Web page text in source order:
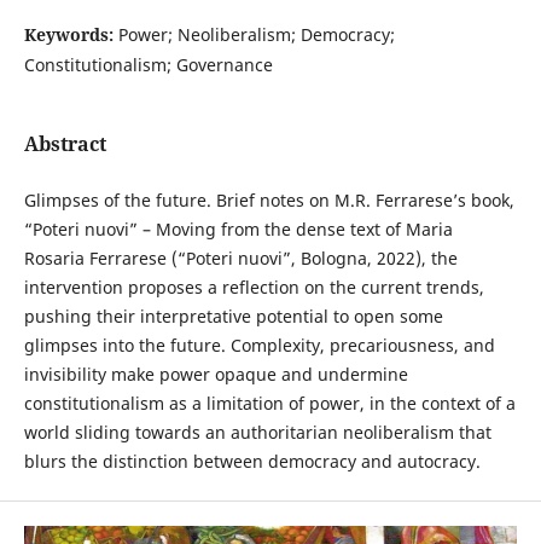
Keywords: Power; Neoliberalism; Democracy;
Constitutionalism; Governance
Abstract
Glimpses of the future. Brief notes on M.R. Ferrarese’s book,
“Poteri nuovi” – Moving from the dense text of Maria
Rosaria Ferrarese (“Poteri nuovi”, Bologna, 2022), the
intervention proposes a reflection on the current trends,
pushing their interpretative potential to open some
glimpses into the future. Complexity, precariousness, and
invisibility make power opaque and undermine
constitutionalism as a limitation of power, in the context of a
world sliding towards an authoritarian neoliberalism that
blurs the distinction between democracy and autocracy.